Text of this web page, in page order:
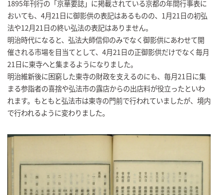
1895年刊行の「京華要誌」に掲載されている京都の年間行事表に
おいても、4月21日に御影供の表記はあるものの、1月21日の初弘
法や12月21日の終い弘法の表記はありません。
明治時代になると、弘法大師信仰のみでなく御影供にあわせて開
催される市場を目当てとして、4月21日の正御影供だけでなく毎月
21日に東寺へと集まるようになりました。
明治維新後に困窮した東寺の財政を支えるのにも、毎月21日に集
まる参詣者の喜捨や弘法市の露店からの出店料が役立ったといわ
れます。もともと弘法市は東寺の門前で行われていましたが、境内
で行われるように変わりました。